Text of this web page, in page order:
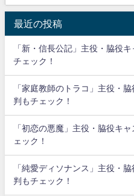
最近の投稿
「新・信長公記」主役・脇役
チェック！
「家庭教師のトラコ」主役・
判もチェック！
「初恋の悪魔」主役・脇役キ
ェック！
「純愛ディソナンス」主役・
判もチェック！